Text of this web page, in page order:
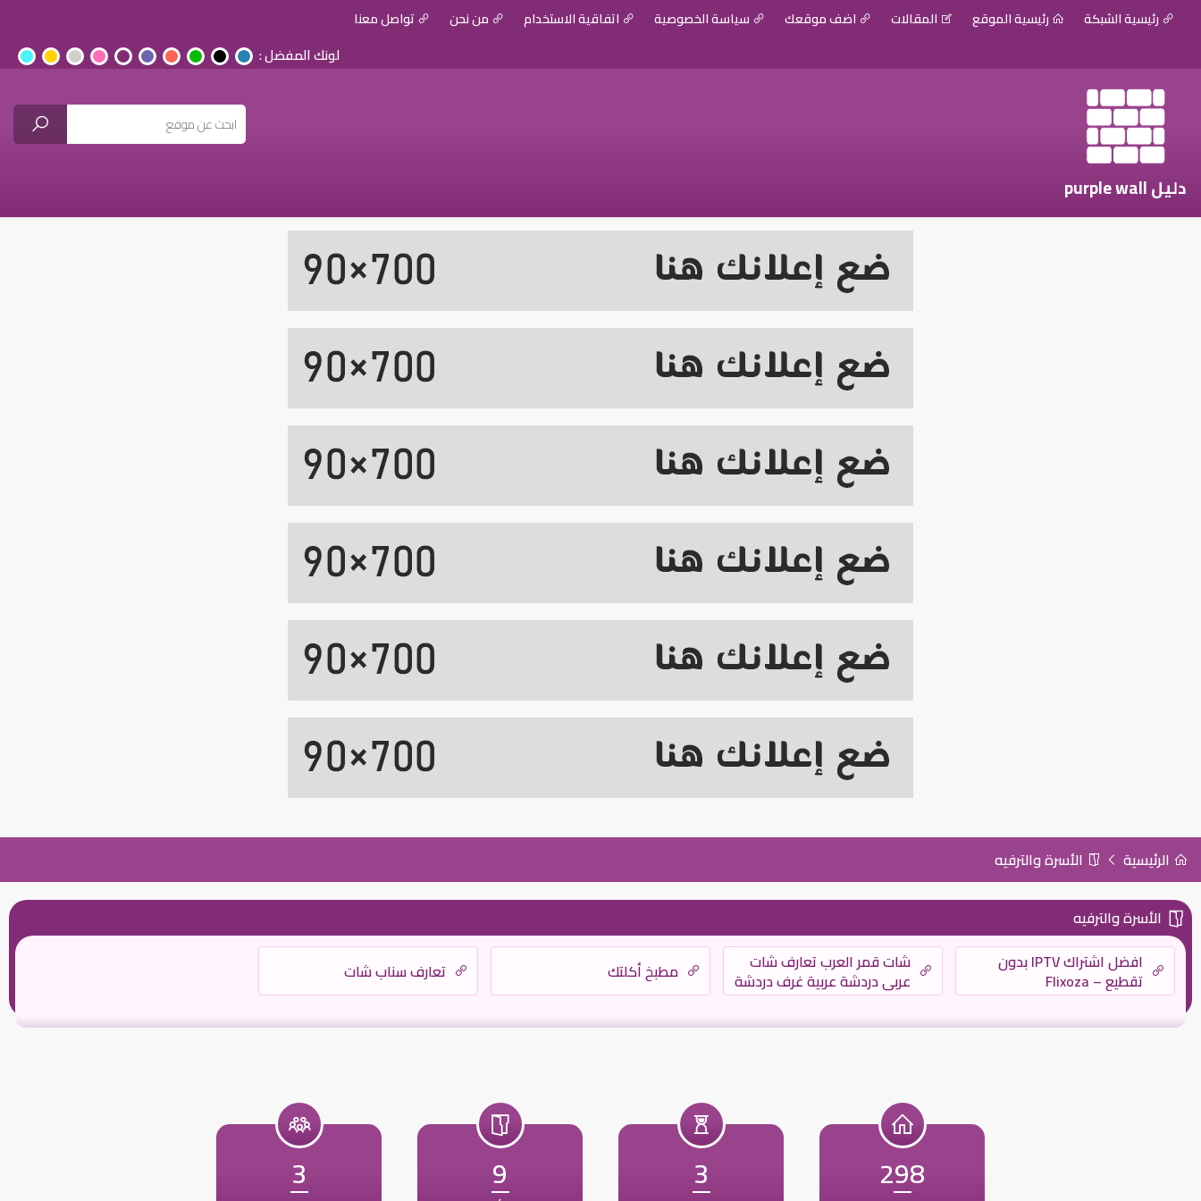
رئيسية الشبكة رئيسية الموقع المقالات اضف موقعك سياسة الخصوصية اتفاقية الاستخدام من نحن تواصل معنا
لونك المفضل :
دليل purple wall
الرئيسية الأسرة والترفيه
الأسرة والترفيه
افضل اشتراك IPTV بدون
تقطيع – Flixoza
شات قمر العرب تعارف شات
عربي دردشة عربية غرف دردشة
كتابية
مطبخ أكلتك تعارف سناب شات
298
3
9
3